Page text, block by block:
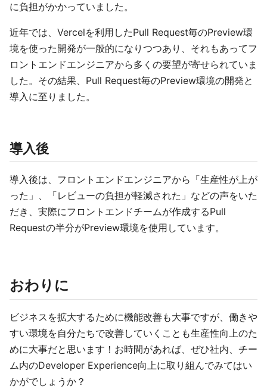
に負担がかかっていました。
近年では、Vercelを利用したPull Request毎のPreview環
境を使った開発が一般的になりつつあり、それもあってフ
ロントエンドエンジニアから多くの要望が寄せられていま
した。その結果、Pull Request毎のPreview環境の開発と
導入に至りました。
導入後
導入後は、フロントエンドエンジニアから「生産性が上が
った」、「レビューの負担が軽減された」などの声をいた
だき、実際にフロントエンドチームが作成するPull
Requestの半分がPreview環境を使用しています。
おわりに
ビジネスを拡大するために機能改善も大事ですが、働きや
すい環境を自分たちで改善していくことも生産性向上のた
めに大事だと思います！お時間があれば、ぜひ社内、チー
ム内のDeveloper Experience向上に取り組んでみてはい
かがでしょうか？